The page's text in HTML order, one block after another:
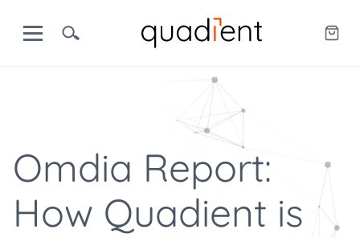
Omdia Report:
How Quadient is